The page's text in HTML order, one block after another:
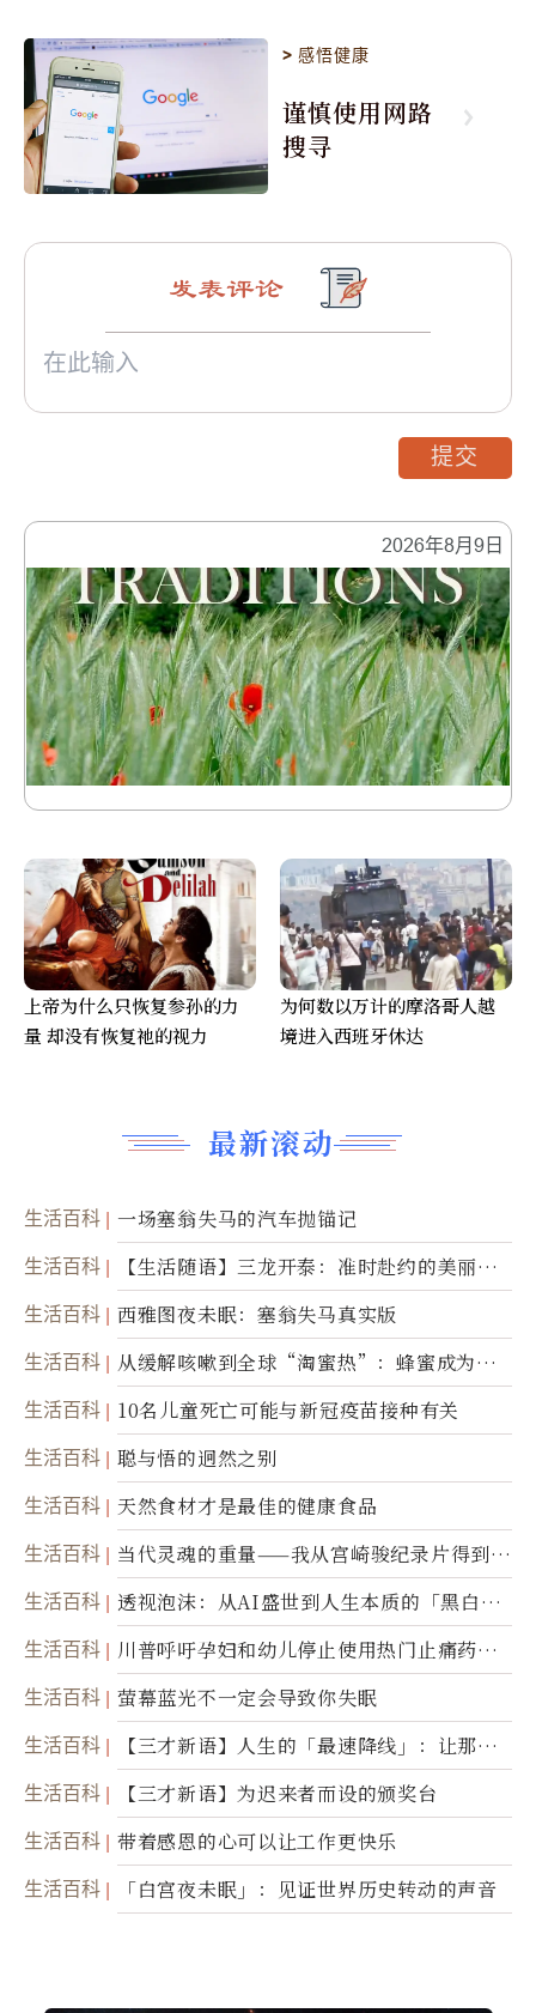
>感悟健康
谨慎使用网路
搜寻
2026年8月9日
最新滚动
生活百科 一场塞翁失马的汽车抛锚记
生活百科
【生活随语】三龙开泰：准时赴约的美丽震
撼
生活百科 西雅图夜未眠：塞翁失马真实版
生活百科
从缓解咳嗽到全球“淘蜜热”：蜂蜜成为健
康产业前沿商品
生活百科 10名儿童死亡可能与新冠疫苗接种有关
生活百科 聪与悟的迥然之别
生活百科 天然食材才是最佳的健康食品
生活百科
当代灵魂的重量——我从宫崎骏纪录片得到的
省思
生活百科
透视泡沫：从AI盛世到人生本质的「黑白一
瞬」
生活百科
川普呼吁孕妇和幼儿停止使用热门止痛药泰
诺
生活百科 萤幕蓝光不一定会导致你失眠
生活百科
【三才新语】人生的「最速降线」：让那道
光，带你滑向自己
生活百科 【三才新语】为迟来者而设的颁奖台
生活百科 带着感恩的心可以让工作更快乐
生活百科 「白宫夜未眠」：见证世界历史转动的声音
发表评论
提交
上帝为什么只恢复参孙的力
量 却没有恢复祂的视力
为何数以万计的摩洛哥人越
境进入西班牙休达